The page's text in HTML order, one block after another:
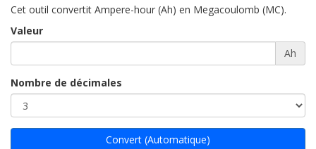
Cet outil convertit Ampere-hour (Ah) en Megacoulomb (MC).
Valeur
Ah
Nombre de décimales
Convert (Automatique)